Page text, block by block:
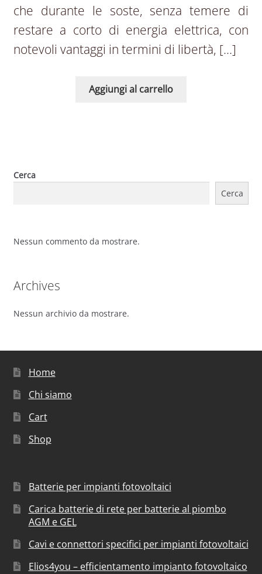
che durante le soste, senza temere di
restare a corto di energia elettrica, con
notevoli vantaggi in termini di libertà, […]
Aggiungi al carrello
Cerca
Cerca
Nessun commento da mostrare.
Archives
Nessun archivio da mostrare.
Home
Chi siamo
Cart
Shop
Batterie per impianti fotovoltaici
Carica batterie di rete per batterie al piombo
AGM e GEL
Cavi e connettori specifici per impianti fotovoltaici
Elios4you – efficientamento impianto fotovoltaico